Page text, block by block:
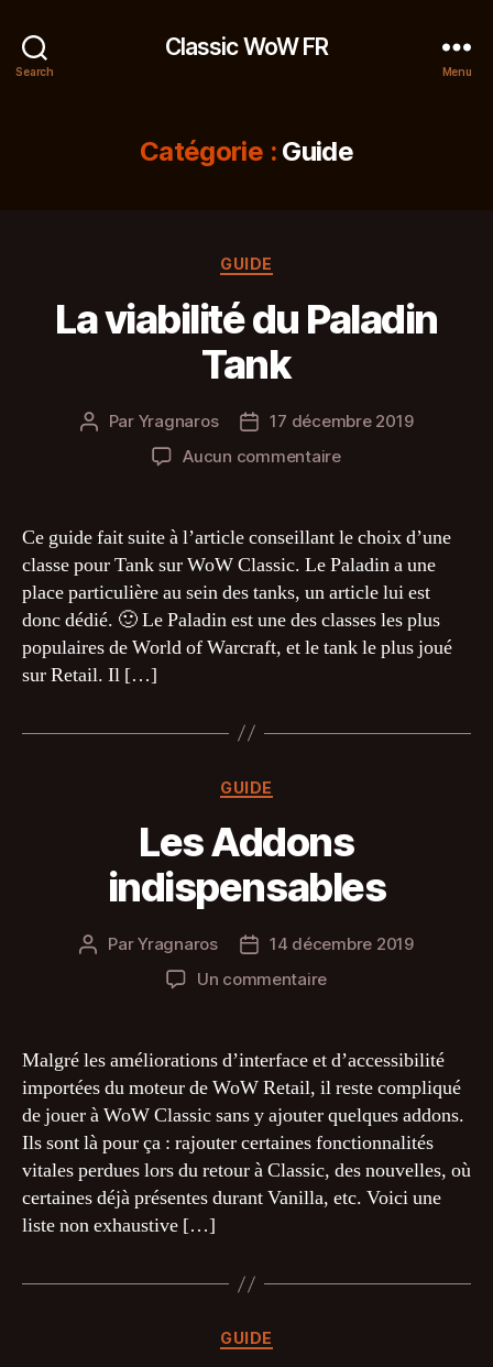
Search
Classic WoW FR
Menu
Catégorie : Guide
Catégories
GUIDE
La viabilité du Paladin
Tank
Auteur
Par Yragnaros
Date17 décembre 2019
Aucun commentairesur
du
Tank
Ce guide fait suite à l’article conseillant le choix d’une
classe pour Tank sur WoW Classic. Le Paladin a une
place particulière au sein des tanks, un article lui est
donc dédié. 🙂 Le Paladin est une des classes les plus
populaires de World of Warcraft, et le tank le plus joué
sur Retail. Il […]
Catégories
GUIDE
Les Addons
indispensables
Auteur
ParYragnaros
Date14 décembre 2019
Un commentairesur
indispensables
Malgré les améliorations d’interface et d’accessibilité
importées du moteur de WoW Retail, il reste compliqué
de jouer à WoW Classic sans y ajouter quelques addons.
Ils sont là pour ça : rajouter certaines fonctionnalités
vitales perdues lors du retour à Classic, des nouvelles, où
certaines déjà présentes durant Vanilla, etc. Voici une
liste non exhaustive […]
Catégories
GUIDE